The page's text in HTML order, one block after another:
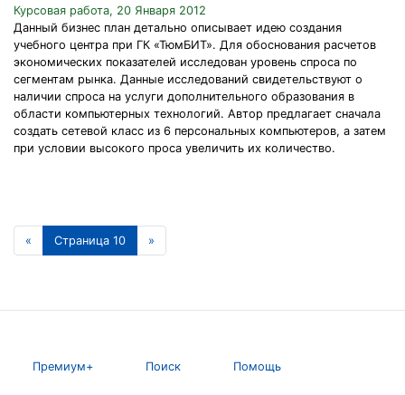
Курсовая работа, 20 Января 2012
Данный бизнес план детально описывает идею создания
учебного центра при ГК «ТюмБИТ». Для обоснования расчетов
экономических показателей исследован уровень спроса по
сегментам рынка. Данные исследований свидетельствуют о
наличии спроса на услуги дополнительного образования в
области компьютерных технологий. Автор предлагает сначала
создать сетевой класс из 6 персональных компьютеров, а затем
при условии высокого проса увеличить их количество.
« Страница 10 »
Премиум+ Поиск Помощь